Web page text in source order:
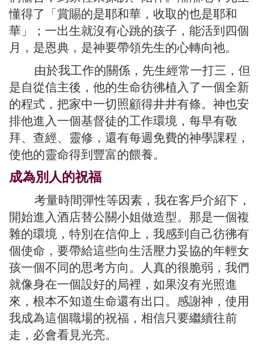
懂得了「賞賜的是耶和華，收取的也是耶和
華」；一出生就沒有心跳的孩子，能活到四個
月，是恩典，是神要帶領先生的心轉向祂。
由於我工作的關係，先生經常一打三，但
是自從信主後，他的生命彷彿植入了一個全新
的程式，把家中一切照顧得井井有條。神也安
排他進入一個基督徒的工作環境，每早有敬
拜、查經、靈修，還有每週免費的神學課程，
使他的靈命得到豐富的餵養。
成為別人的祝福
考量時間彈性等因素，我在客戶介紹下，
開始進入酒店替公關小姐做造型。那是一個複
雜的環境，特別在信仰上，我感到自己彷彿有
個使命，要帶給這些向生活壓力妥協的年輕女
孩一個不同的思考方向。人真的很脆弱，我們
就像身在一個設好的局裡，如果沒有光照進
來，根本不知道生命還有出口。感謝神，使用
我成為這個職場的祝福，相信只要繼續往前
走，必會看見光亮。